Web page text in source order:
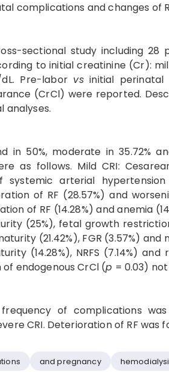
complications and changes of
sectional study including
to initial creatinine (Cr):
Pre-labor vsinitial perinatal
(CrCl) were reported.
analyses.
in 50%, moderate in 35.72%
as follows. Mild CRI:
systemic arterial hypertension
of RF (28.57%) and
of RF (14.28%) and anemia
(25%), fetal growth
(21.42%), FGR (3.57%)
(14.28%), NRFS (7.14%)
of endogenous CrCl (p = 0.03)
of complications
CRI. Deterioration of RF was
and pregnancy